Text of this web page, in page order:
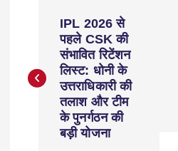
IPL 2026 से
पहले CSK की
संभावित रिटेंशन
लिस्ट: धोनी के
उत्तराधिकारी की
तलाश और टीम
के पुनर्गठन की
बड़ी योजना